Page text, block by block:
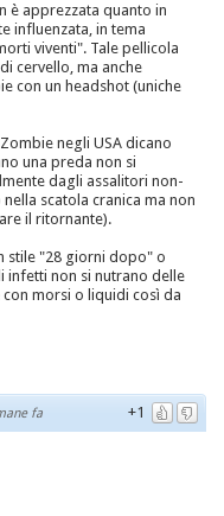
è apprezzata quanto in
influenzata, in tema
viventi". Tale pellicola
cervello, ma anche
con un headshot (uniche
negli USA dicano
una preda non si
dagli assalitori non-
scatola cranica ma non
il ritornante).
stile "28 giorni dopo" o
infetti non si nutrano delle
morsi o liquidi così da
+1
fa